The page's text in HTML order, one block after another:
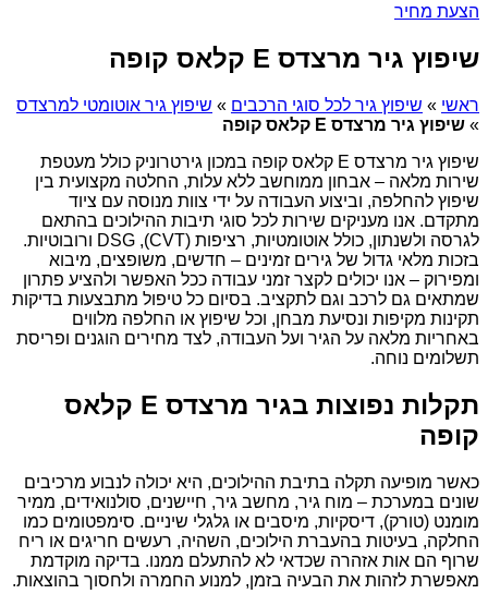
הצעת מחיר
שיפוץ גיר מרצדס E קלאס קופה
ראשי » שיפוץ גיר לכל סוגי הרכבים » שיפוץ גיר אוטומטי למרצדס
» שיפוץ גיר מרצדס E קלאס קופה
שיפוץ גיר מרצדס E קלאס קופה במכון גירטרוניק כולל מעטפת
שירות מלאה – אבחון ממוחשב ללא עלות, החלטה מקצועית בין
שיפוץ להחלפה, וביצוע העבודה על ידי צוות מנוסה עם ציוד
מתקדם. אנו מעניקים שירות לכל סוגי תיבות ההילוכים בהתאם
לגרסה ולשנתון, כולל אוטומטיות, רציפות (CVT), DSG ורובוטיות.
בזכות מלאי גדול של גירים זמינים – חדשים, משופצים, מיבוא
ומפירוק – אנו יכולים לקצר זמני עבודה ככל האפשר ולהציע פתרון
שמתאים גם לרכב וגם לתקציב. בסיום כל טיפול מתבצעות בדיקות
תקינות מקיפות ונסיעת מבחן, וכל שיפוץ או החלפה מלווים
באחריות מלאה על הגיר ועל העבודה, לצד מחירים הוגנים ופריסת
תשלומים נוחה.
תקלות נפוצות בגיר מרצדס E קלאס
קופה
כאשר מופיעה תקלה בתיבת ההילוכים, היא יכולה לנבוע מרכיבים
שונים במערכת – מוח גיר, מחשב גיר, חיישנים, סולנואידים, ממיר
מומנט (טורק), דיסקיות, מיסבים או גלגלי שיניים. סימפטומים כמו
החלקה, בעיטות בהעברת הילוכים, השהיה, רעשים חריגים או ריח
שרוף הם אות אזהרה שכדאי לא להתעלם ממנו. בדיקה מוקדמת
מאפשרת לזהות את הבעיה בזמן, למנוע החמרה ולחסוך בהוצאות.